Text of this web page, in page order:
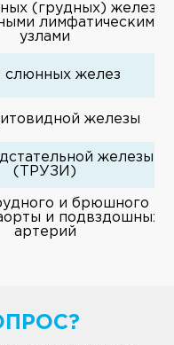
(грудных) желез с
лимфатическими
узлами
слюнных желез
железы
железы
(ТРУЗИ)
и брюшного
и подвздошных
артерий